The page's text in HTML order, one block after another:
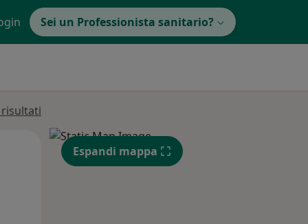
Sei un Professionista sanitario?
Mar, Mer,
12 Ago
Espandi mappa